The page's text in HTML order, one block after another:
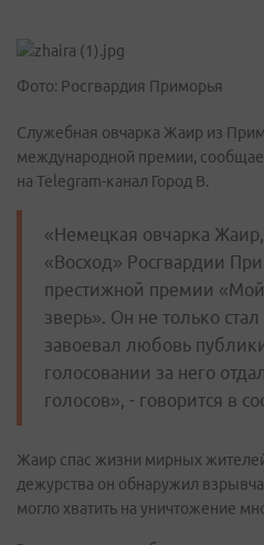
Фото: Росгвардия Приморья
Служебная овчарка Жаир из
международной премии,
на Telegram-канал Город В.
«Немецкая овчарка
«Восход» Росгвардии
престижной премии
зверь». Он не только
завоевал любовь
голосовании за него
голосов», - говорится в
Жаир спас жизни мирных
дежурства он обнаружил
могло хватить на уничтожение